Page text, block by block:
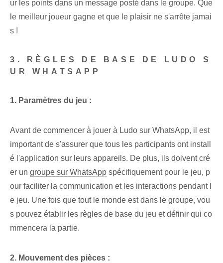
ur les points dans un message posté dans le groupe. Que
le meilleur joueur gagne et que le plaisir ne s'arrête jamai
s !
3. RÈGLES DE BASE DE LUDO S
UR WHATSAPP
1. Paramètres du jeu :
Avant de commencer à jouer à Ludo sur WhatsApp, il est
important de s'assurer que tous les participants ont install
é l'application sur leurs appareils. De plus, ils doivent cré
er un groupe sur WhatsApp spécifiquement ⁤pour le jeu, ‍p
our faciliter la communication et les interactions⁢ pendant l
e ⁤jeu. ‍Une fois que tout le monde est dans ‌le groupe, vou
s pouvez établir les règles de base du jeu et ⁢définir qui‌ co
mmencera ⁣la partie.
2. Mouvement des pièces :